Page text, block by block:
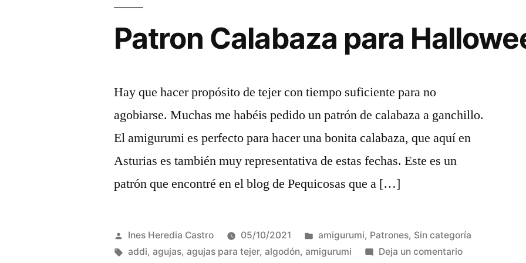
Patron Calabaza para
Hay que hacer propósito de tejer con tiempo suficiente para no
agobiarse. Muchas me habéis pedido un patrón de calabaza a ganchillo.
El amigurumi es perfecto para hacer una bonita calabaza, que aquí en
Asturias es también muy representativa de estas fechas. Este es un
patrón que encontré en el blog de Pequicosas que a […]
Publicada
por
Ines Heredia Castro 05/10/2021
Publicada
en
amigurumi, Patrones, Sin categoría
Etiquetas:
addi,agujas,agujas para tejer,algodón,amigurumi Deja un comentarioen